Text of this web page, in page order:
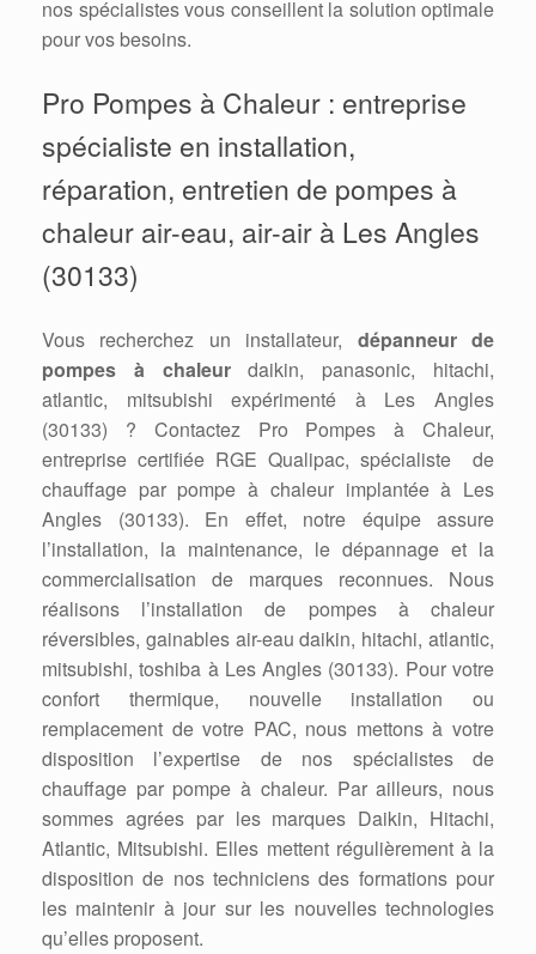
nos spécialistes vous conseillent la solution optimale
pour vos besoins.
Pro Pompes à Chaleur : entreprise
spécialiste en installation,
réparation, entretien de pompes à
chaleur air-eau, air-air à Les Angles
(30133)
Vous recherchez un installateur, dépanneur de
pompes à chaleurdaikin, panasonic, hitachi,
atlantic, mitsubishi expérimenté à Les Angles
(30133) ? Contactez Pro Pompes à Chaleur,
entreprise certifiée RGE Qualipac, spécialiste de
chauffage par pompe à chaleur implantée à Les
Angles (30133). En effet, notre équipe assure
l’installation, la maintenance, le dépannage et la
commercialisation de marques reconnues. Nous
réalisons l’installation de pompes à chaleur
réversibles, gainables air-eau daikin, hitachi, atlantic,
mitsubishi, toshiba à Les Angles (30133). Pour votre
confort thermique, nouvelle installation ou
remplacement de votre PAC, nous mettons à votre
disposition l’expertise de nos spécialistes de
chauffage par pompe à chaleur. Par ailleurs, nous
sommes agrées par les marques Daikin, Hitachi,
Atlantic, Mitsubishi. Elles mettent régulièrement à la
disposition de nos techniciens des formations pour
les maintenir à jour sur les nouvelles technologies
qu’elles proposent.